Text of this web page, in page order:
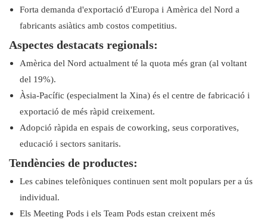
Forta demanda d'exportació d'Europa i Amèrica del Nord a
fabricants asiàtics amb costos competitius.
Aspectes destacats regionals:
Amèrica del Nord actualment té la quota més gran (al voltant
del 19%).
Àsia-Pacífic (especialment la Xina) és el centre de fabricació i
exportació de més ràpid creixement.
Adopció ràpida en espais de coworking, seus corporatives,
educació i sectors sanitaris.
Tendències de productes:
Les cabines telefòniques continuen sent molt populars per a ús
individual.
Els Meeting Pods i els Team Pods estan creixent més